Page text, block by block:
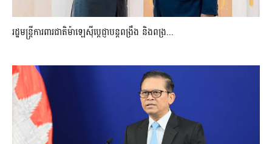
រដ្ឋមន្ត្រីការពារជាតិម៉ាឡេស៊ីប្ដេជ្ញាបន្តពង្រឹង និងពង្រ...